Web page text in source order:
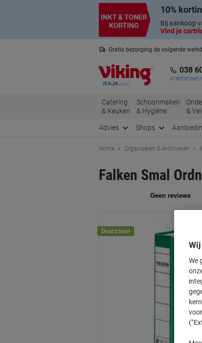
10%
Bij aankoop
Vind je
Gratis bezorging de volgende
038
Catering
& Keuken
Schoonmaken
& Hygiëne
&
Advies Shops
Home Organiseren & Archiveren
Falken Smal
Duurzaam
We